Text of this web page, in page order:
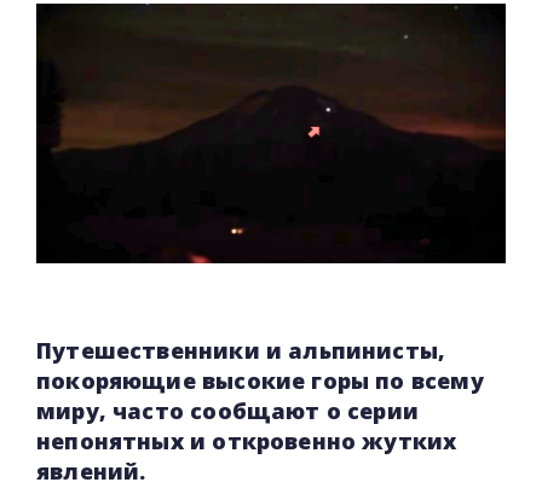
Путешественники и альпинисты,
покоряющие высокие горы по всему
миру, часто сообщают о серии
непонятных и откровенно жутких
явлений.